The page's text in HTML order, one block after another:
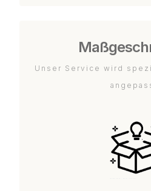
Unser Service wird